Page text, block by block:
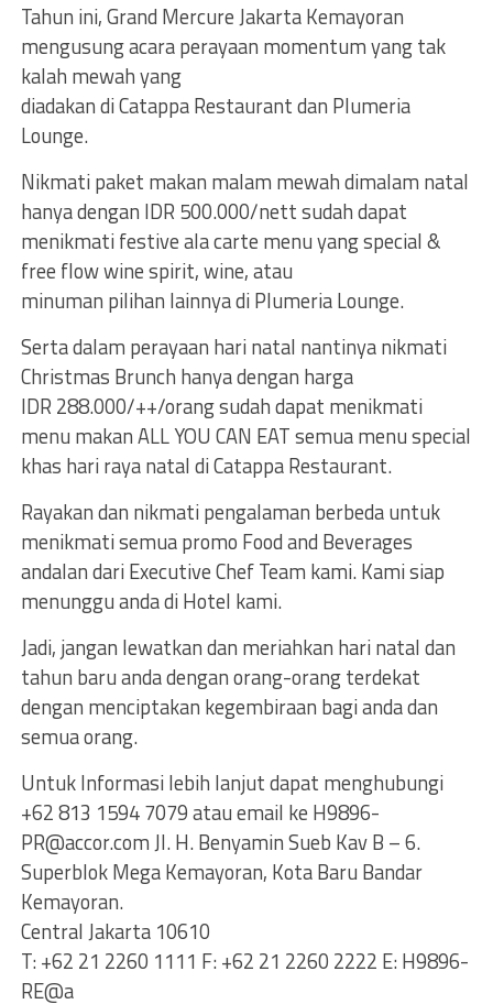
Tahun ini, Grand Mercure Jakarta Kemayoran
mengusung acara perayaan momentum yang tak
kalah mewah yang
diadakan di Catappa Restaurant dan Plumeria
Lounge.
Nikmati paket makan malam mewah dimalam natal
hanya dengan IDR 500.000/nett sudah dapat
menikmati festive ala carte menu yang special &
free flow wine spirit, wine, atau
minuman pilihan lainnya di Plumeria Lounge.
Serta dalam perayaan hari natal nantinya nikmati
Christmas Brunch hanya dengan harga
IDR 288.000/++/orang sudah dapat menikmati
menu makan ALL YOU CAN EAT semua menu special
khas hari raya natal di Catappa Restaurant.
Rayakan dan nikmati pengalaman berbeda untuk
menikmati semua promo Food and Beverages
andalan dari Executive Chef Team kami. Kami siap
menunggu anda di Hotel kami.
Jadi, jangan lewatkan dan meriahkan hari natal dan
tahun baru anda dengan orang-orang terdekat
dengan menciptakan kegembiraan bagi anda dan
semua orang.
Untuk Informasi lebih lanjut dapat menghubungi
+62 813 1594 7079 atau email ke H9896-
PR@accor.comJl. H. Benyamin Sueb Kav B – 6.
Superblok Mega Kemayoran, Kota Baru Bandar
Kemayoran.
Central Jakarta 10610
T: +62 21 2260 1111 F: +62 21 2260 2222 E: H9896-
RE@a